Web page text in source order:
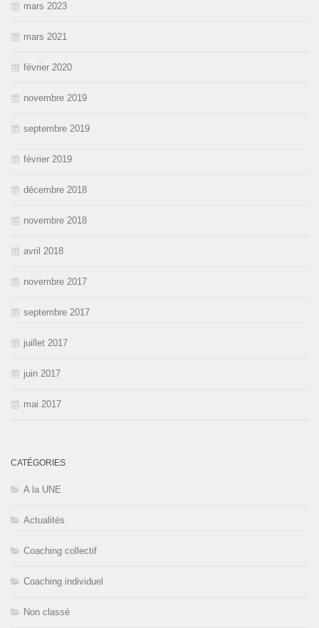
mars 2023
mars 2021
février 2020
novembre 2019
septembre 2019
février 2019
décembre 2018
novembre 2018
avril 2018
novembre 2017
septembre 2017
juillet 2017
juin 2017
mai 2017
CATÉGORIES
A la UNE
Actualités
Coaching collectif
Coaching individuel
Non classé